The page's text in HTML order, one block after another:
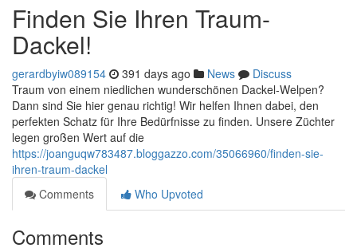
Finden Sie Ihren Traum-
Dackel!
gerardbyiw089154 391 days ago News
Discuss
Traum von einem niedlichen wunderschönen Dackel-Welpen?
Dann sind Sie hier genau richtig! Wir helfen Ihnen dabei, den
perfekten Schatz für Ihre Bedürfnisse zu finden. Unsere Züchter
legen großen Wert auf die
https://joanguqw783487.bloggazzo.com/35066960/finden-sie-
ihren-traum-dackel
Comments
Who Upvoted
Comments